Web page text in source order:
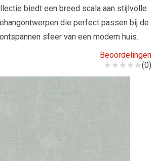
biedt een breed scala aan stijlvolle
die perfect passen bij de
sfeer van een modern huis.
Beoordelingen
(0)